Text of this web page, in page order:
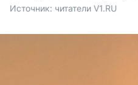
Источник: читатели V1.RU